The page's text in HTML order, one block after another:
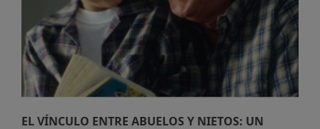
EL VÍNCULO ENTRE ABUELOS Y NIETOS: UN